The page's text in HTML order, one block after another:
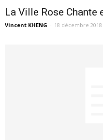
La Ville Rose Chante
Vincent KHENG - 18 décembre 2018